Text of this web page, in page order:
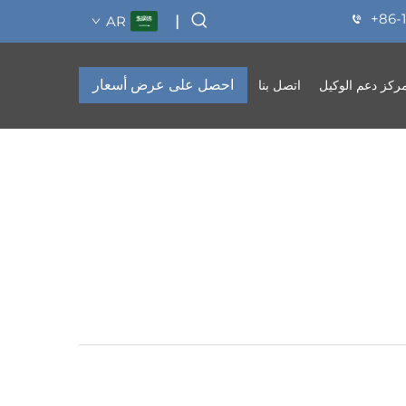
+86-
|
AR
دعم الوكيل اتصل بنا احصل على عرض أسعار